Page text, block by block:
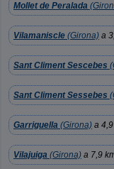
Mollet de Peralada
Vilamaniscle (Girona) a
Sant Climent Sescebes
Sant Climent Sessebes
Garriguella (Girona) a
Vilajuiga (Girona) a 7,9